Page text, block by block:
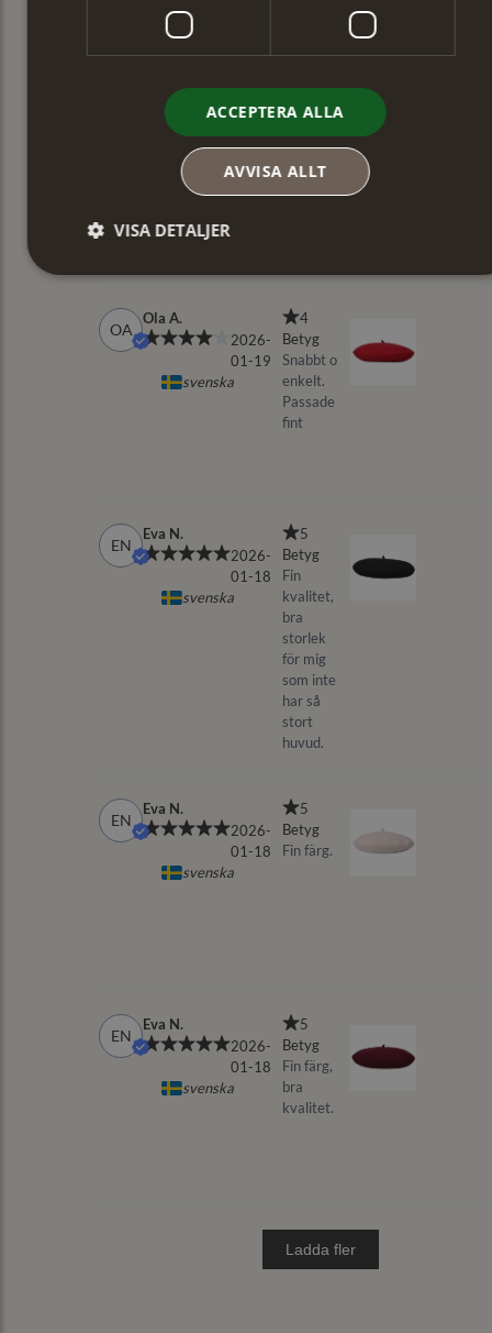
ACCEPTERA ALLA
AVVISA ALLT
VISA DETALJER